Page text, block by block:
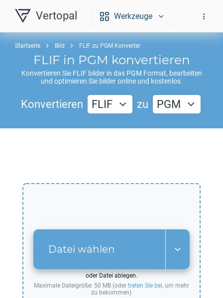
Vertopal Werkzeuge
Startseite Bild FLIF zu PGM Konverter
FLIF in PGM konvertieren
Konvertieren Sie FLIFbilder in das PGM Format, bearbeiten
und optimieren Sie bilder online und kostenlos.
Konvertieren FLIF zu PGM
Datei wählen
oder Datei ablegen.
Maximale Dateigröße: 50 MB (oder treten Sie bei, um mehr
zu bekommen)